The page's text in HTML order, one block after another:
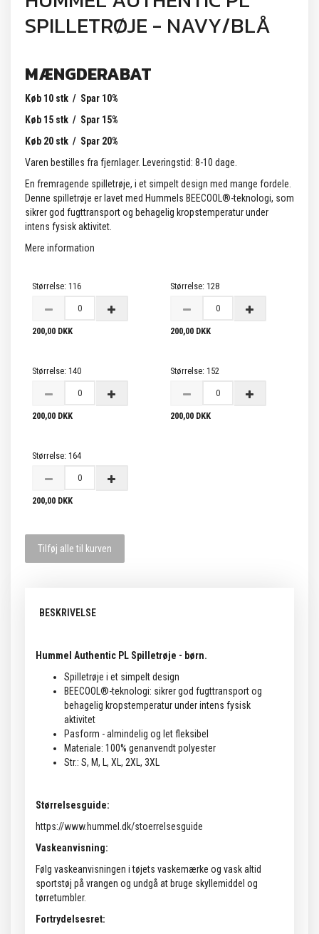
SPILLETRØJE - NAVY/BLÅ
MÆNGDERABAT
Køb 10 stk / Spar 10%
Køb 15 stk / Spar 15%
Køb 20 stk / Spar 20%
Varen bestilles fra fjernlager. Leveringstid: 8-10 dage.
En fremragende spilletrøje, i et simpelt design med mange fordele.
Denne spilletrøje er lavet med Hummels BEECOOL®-teknologi, som
sikrer god fugttransport og behagelig kropstemperatur under
intens fysisk aktivitet.
Mere information
Størrelse: 116
200,00 DKK
Størrelse: 128
200,00 DKK
Størrelse: 140
200,00 DKK
Størrelse: 152
200,00 DKK
Størrelse: 164
200,00 DKK
Tilføj alle til kurven
BESKRIVELSE
Hummel Authentic PL Spilletrøje - børn.
Spilletrøje i et simpelt design
BEECOOL®-teknologi: sikrer god fugttransport og
behagelig kropstemperatur under intens fysisk
aktivitet
Pasform - almindelig og let fleksibel
Materiale: 100% genanvendt polyester
Str.: S, M, L, XL, 2XL, 3XL
Størrelsesguide:
https://www.hummel.dk/stoerrelsesguide
Vaskeanvisning:
Følg vaskeanvisningen i tøjets vaskemærke og vask altid
sportstøj på vrangen og undgå at bruge skyllemiddel og
tørretumbler.
Fortrydelsesret: